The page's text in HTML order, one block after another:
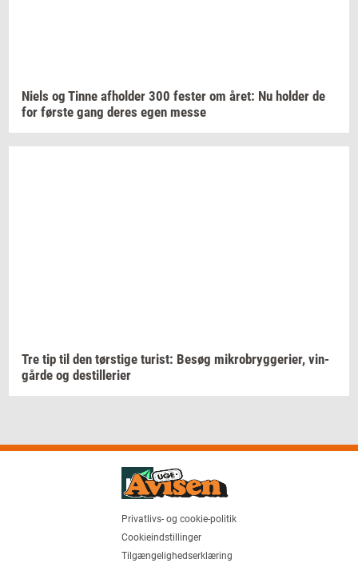
Niels og Tinne af­hol­der 300 fe­ster om året: Nu hol­der de
for før­ste gang deres egen messe
Tre tip til den tørsti­ge turist: Besøg mi­kro­bryg­ge­ri­er, vin­
går­de og destil­le­ri­er
Privatlivs- og cookie-politik
Cookieindstillinger
Tilgængelighedserklæring